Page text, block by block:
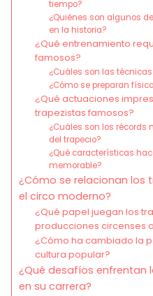
tiempo?
¿Quiénes son algunos
en la historia?
¿Qué entrenamiento
famosos?
¿Cuáles son las
¿Cómo se preparan
¿Qué actuaciones
trapezistas famosos?
¿Cuáles son los
del trapecio?
¿Qué características
memorable?
¿Cómo se relacionan los
el circo moderno?
¿Qué papel juegan los
producciones circenses
¿Cómo ha cambiado la
cultura popular?
¿Qué desafíos enfrentan
en su carrera?